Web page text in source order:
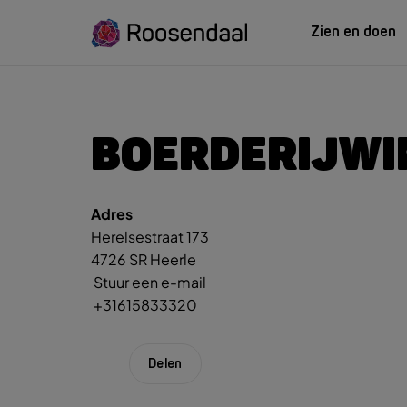
Zien en doen
ZIEN EN
Wandelen
Eten & Drinken
Activiteiten
LEREN
INTROosendaal
Adres
Herelsestraat 173
4726 SR Heerle
Stuur een e-mail
+31615833320
Delen